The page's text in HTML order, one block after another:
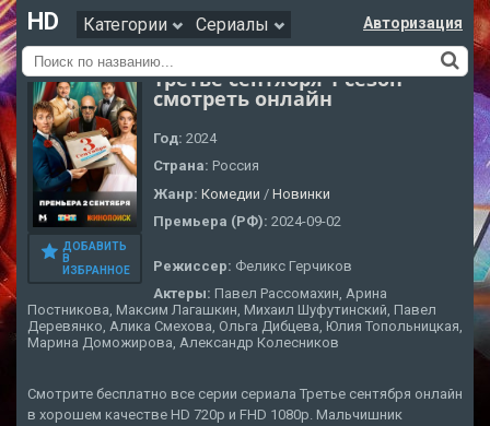
HD Категории Сериалы Авторизация
ДОБАВИТЬ
В
ИЗБРАННОЕ
Третье сентября 1 сезон
смотреть онлайн
Год: 2024
Страна: Россия
Жанр: Комедии / Новинки
Премьера (РФ): 2024-09-02
Режиссер: Феликс Герчиков
Актеры: Павел Рассомахин, Арина
Постникова, Максим Лагашкин, Михаил Шуфутинский, Павел
Деревянко, Алика Смехова, Ольга Дибцева, Юлия Топольницкая,
Марина Доможирова, Александр Колесников
Смотрите бесплатно все серии сериала Третье сентября онлайн
в хорошем качестве HD 720p и FHD 1080p. Мальчишник